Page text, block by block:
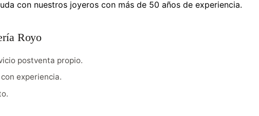
con nuestros joyeros con más de 50 años de experiencia.
Royo
postventa propio.
experiencia.